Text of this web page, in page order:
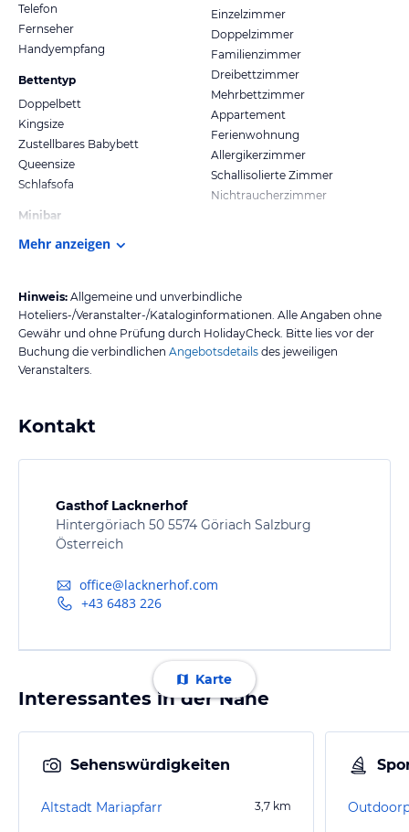
Telefon
Fernseher
Handyempfang
Bettentyp
Doppelbett
Kingsize
Zustellbares Babybett
Queensize
Schlafsofa
Minibar
Einzelzimmer
Doppelzimmer
Familienzimmer
Dreibettzimmer
Mehrbettzimmer
Appartement
Ferienwohnung
Allergikerzimmer
Schallisolierte Zimmer
Nichtraucherzimmer
Mehr anzeigen
Hinweis: Allgemeine und unverbindliche
Hoteliers-/Veranstalter-/Kataloginformationen. Alle Angaben ohne
Gewähr und ohne Prüfung durch HolidayCheck. Bitte lies vor der
Buchung die verbindlichen Angebotsdetails des jeweiligen
Veranstalters.
Kontakt
Gasthof Lacknerhof
Hintergöriach 50 5574 Göriach Salzburg
Österreich
office@lacknerhof.com
+43 6483 226
Karte
Interessantes in der Nähe
Sehenswürdigkeiten
Altstadt Mariapfarr 3,7 km